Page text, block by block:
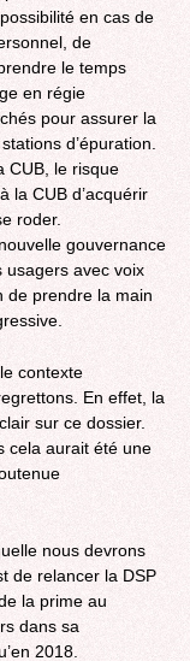
en cas de
de
le temps
en régie
pour assurer la
d’épuration.
CUB, le risque
la CUB d’acquérir
roder.
gouvernance
usagers avec voix
de prendre la main
contexte
En effet, la
sur ce dossier.
cela aurait été une
nous devrons
de relancer la DSP
la prime au
dans sa
2018.